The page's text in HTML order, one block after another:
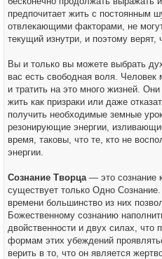
предпочитает жить с постоянным
отвлекающими факторами, не
текущий изнутри, и поэтому верят,
Вы и только вы можете выбрать
вас есть свободная воля. Человек
и тратить на это много жизней.
жить как призраки или даже
получить необходимые земные
резонирующие энергии,
время, таковы, что те, кто не
энергии.
Сознание Творца — это сознание
существует только Одно
времени большинство из них
Божественному сознанию
двойственности и двух силах, что
формам этих убеждений
верить в то, что он является